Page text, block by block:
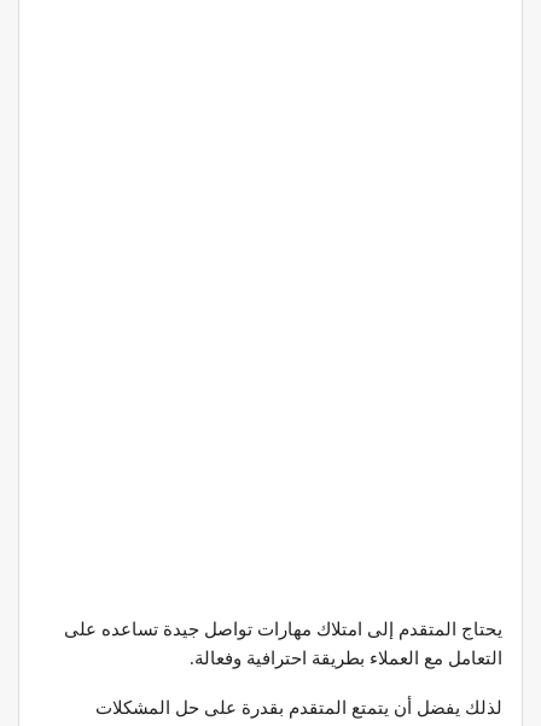
يحتاج المتقدم إلى امتلاك مهارات تواصل جيدة تساعده على
التعامل مع العملاء بطريقة احترافية وفعالة.
لذلك يفضل أن يتمتع المتقدم بقدرة على حل المشكلات